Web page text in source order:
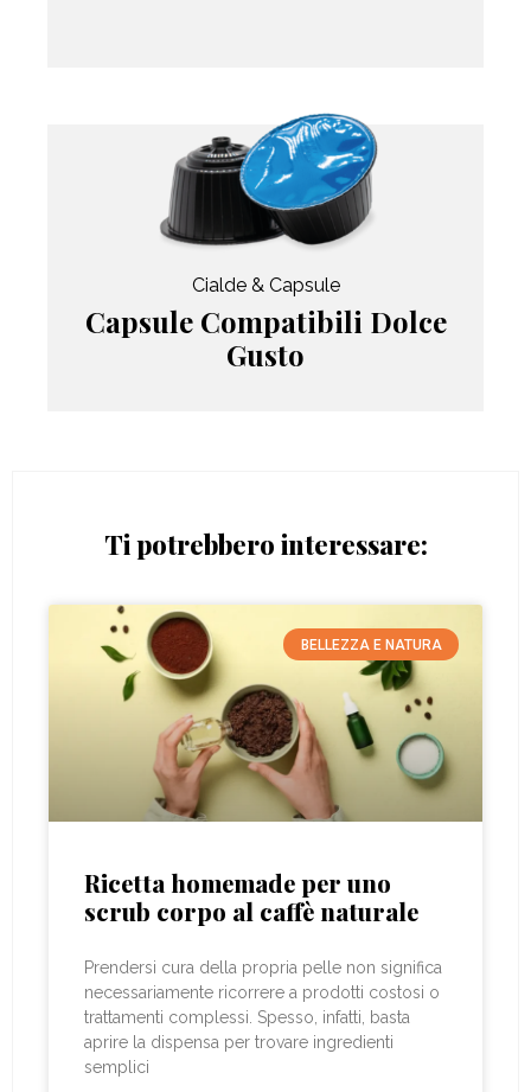
Cialde & Capsule
Capsule Compatibili Dolce
Gusto
Ti potrebbero interessare:
BELLEZZA E NATURA
Ricetta homemade per uno
scrub corpo al caffè naturale
Prendersi cura della propria pelle non significa
necessariamente ricorrere a prodotti costosi o
trattamenti complessi. Spesso, infatti, basta
aprire la dispensa per trovare ingredienti
semplici